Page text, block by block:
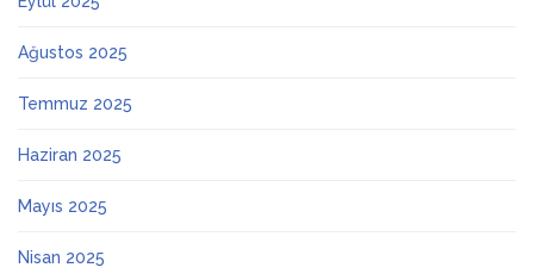
Ağustos 2025
Temmuz 2025
Haziran 2025
Mayıs 2025
Nisan 2025